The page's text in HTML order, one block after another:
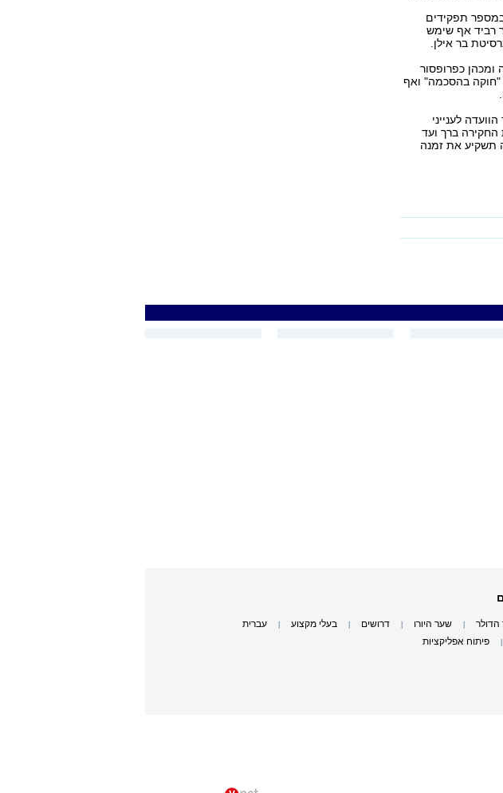
תפקידים
רביד אף שימש
בר אילן.
ומכהן כפרופסור
"חוקה בהסכמה" ואף
לענייני
החקירה ברך ועד
תשקיע את זמנה
שער היורו דרושים בעלי מקצוע עברית
פיתוח אפליקציות